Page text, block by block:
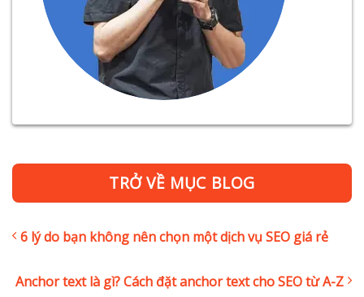
6 lý do bạn không nên chọn một dịch vụ SEO giá rẻ
TRỞ VỀ MỤC BLOG
Anchor text là gì? Cách đặt anchor text cho SEO từ A-Z